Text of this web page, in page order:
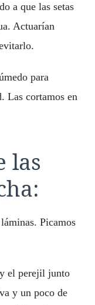
a que las setas
Actuarían
para
Las cortamos en
las
Picamos
el perejil junto
y un poco de